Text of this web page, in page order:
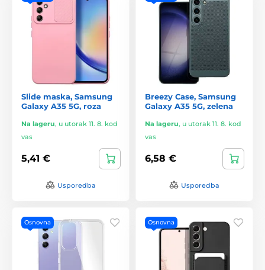
Slide maska, Samsung
Galaxy A35 5G, roza
Na lageru, u utorak 11. 8. kod
vas
5,41 €
Usporedba
Breezy Case, Samsung
Galaxy A35 5G, zelena
Na lageru, u utorak 11. 8. kod
vas
6,58 €
Usporedba
Osnovna Osnovna